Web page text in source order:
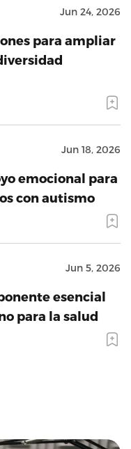
Jun 24, 2026
para ampliar
Jun 18, 2026
emocional para
con autismo
Jun 5, 2026
esencial
para la salud